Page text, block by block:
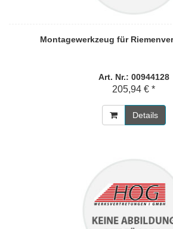
Montagewerkzeug für
Art. Nr.: 00944128
205,94 € *
Details